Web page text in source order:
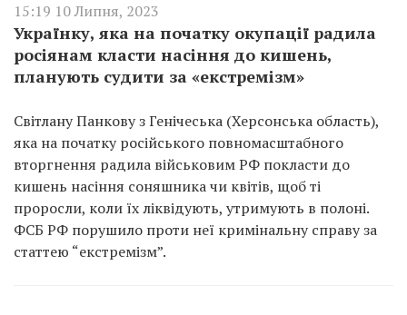
15:19 10 Липня, 2023
Українку, яка на початку окупації радила
росіянам класти насіння до кишень,
планують судити за «екстремізм»
Світлану Панкову з Генічеська (Херсонська область),
яка на початку російського повномасштабного
вторгнення радила військовим РФ покласти до
кишень насіння соняшника чи квітів, щоб ті
проросли, коли їх ліквідують, утримують в полоні.
ФСБ РФ порушило проти неї кримінальну справу за
статтею “екстремізм”.